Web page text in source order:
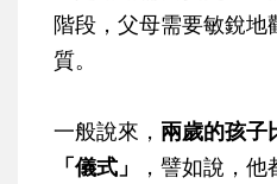
階段，父母需要敏銳地
質。
一般說來， 兩歲的孩子
「儀式」
，譬如說，